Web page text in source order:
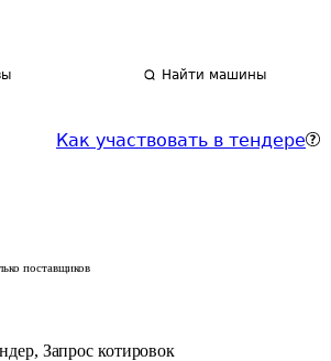
Найти машины
Как участвовать в тендере
поставщиков
, Запрос котировок